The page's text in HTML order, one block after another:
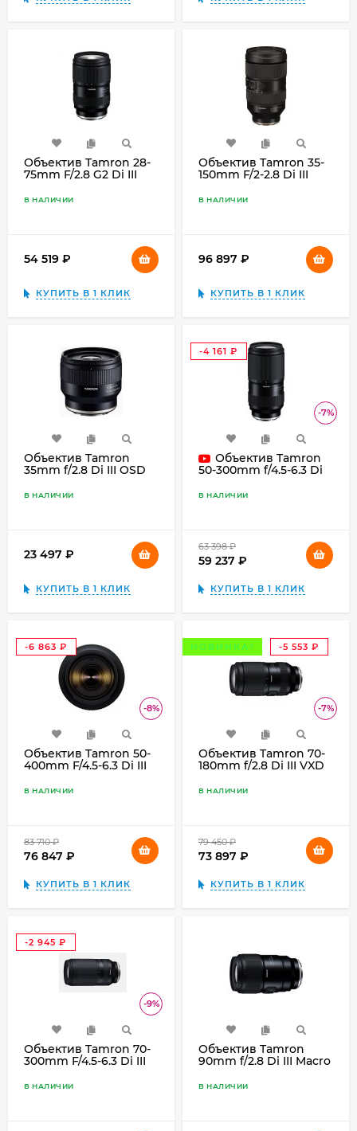
Объектив Tamron 28-
75mm F/2.8 G2 Di III
В НАЛИЧИИ
54 519
КУПИТЬ В 1 КЛИК
Объектив Tamron 35-
150mm F/2-2.8 Di III
В НАЛИЧИИ
96 897
КУПИТЬ В 1 КЛИК
Объектив Tamron
35mm f/2.8 Di III OSD
чёрный
В НАЛИЧИИ
23 497
КУПИТЬ В 1 КЛИК
-7%
-4 161
Объектив Tamron
50-300mm f/4.5-6.3 Di
чёрный
В НАЛИЧИИ
63 398
59 237
КУПИТЬ В 1 КЛИК
-8%
-6 863
₽
Объектив Tamron 50-
400mm F/4.5-6.3 Di III
чёрный
В НАЛИЧИИ
83 710
76 847
КУПИТЬ В 1 КЛИК
-7%
НОВИНКА!
-5 553
Объектив Tamron 70-
180mm f/2.8 Di III VXD
В НАЛИЧИИ
79 450
73 897
КУПИТЬ В 1 КЛИК
-9%
-2 945
₽
Объектив Tamron 70-
300mm F/4.5-6.3 Di III
В НАЛИЧИИ
Объектив Tamron
90mm f/2.8 Di III Macro
чёрный
В НАЛИЧИИ